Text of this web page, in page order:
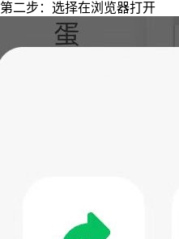
第二步：选择在浏览器打开